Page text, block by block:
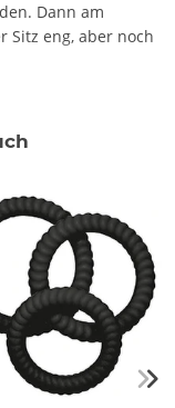
Dann am
Sitz eng, aber noch
wieder
Schlaufe Cock &
sich im
Vorlieben
dem
der für dich passt
Effekts selbst.
Penis-Hoden-
& Ball Loop sollte